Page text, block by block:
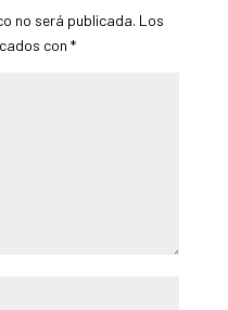
no será publicada. Los
con *